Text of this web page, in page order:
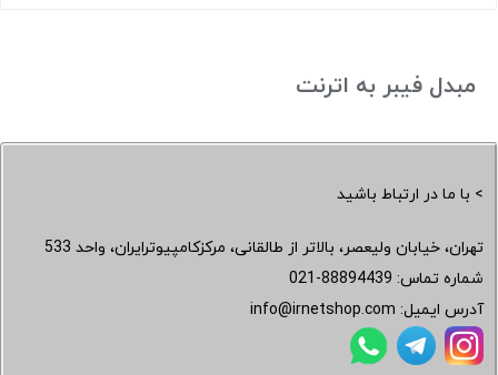
مبدل فیبر به اترنت
> با ما در ارتباط باشید
تهران، خیابان ولیعصر، بالاتر از طالقانی، مرکزکامپیوترایران، واحد 533
شماره تماس: 021-88894439
آدرس ایمیل: info@irnetshop.com